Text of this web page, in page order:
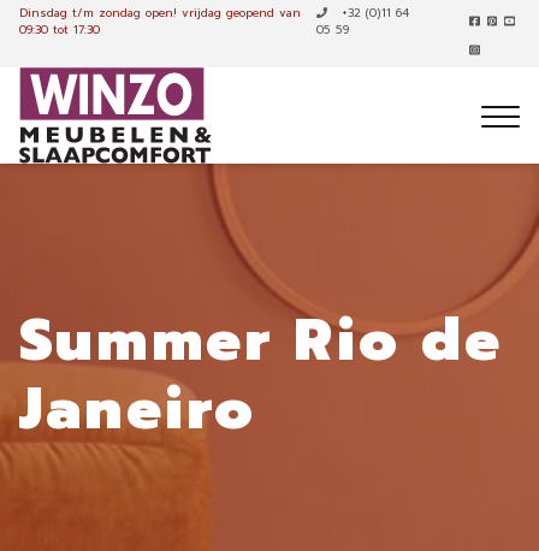
Dinsdag t/m zondag open! vrijdag geopend van
09:30 tot 17:30
+32 (0)11 64
05 59
Summer Rio de
Janeiro